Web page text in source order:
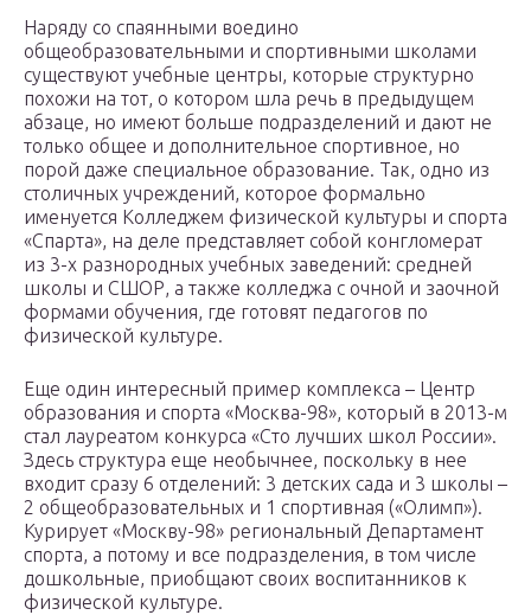
Наряду со спаянными воедино
общеобразовательными и спортивными школами
существуют учебные центры, которые структурно
похожи на тот, о котором шла речь в предыдущем
абзаце, но имеют больше подразделений и дают не
только общее и дополнительное спортивное, но
порой даже специальное образование. Так, одно из
столичных учреждений, которое формально
именуется Колледжем физической культуры и спорта
«Спарта», на деле представляет собой конгломерат
из 3-х разнородных учебных заведений: средней
школы и СШОР, а также колледжа с очной и заочной
формами обучения, где готовят педагогов по
физической культуре.
Еще один интересный пример комплекса – Центр
образования и спорта «Москва-98», который в 2013-м
стал лауреатом конкурса «Сто лучших школ России».
Здесь структура еще необычнее, поскольку в нее
входит сразу 6 отделений: 3 детских сада и 3 школы –
2 общеобразовательных и 1 спортивная («Олимп»).
Курирует «Москву-98» региональный Департамент
спорта, а потому и все подразделения, в том числе
дошкольные, приобщают своих воспитанников к
физической культуре.